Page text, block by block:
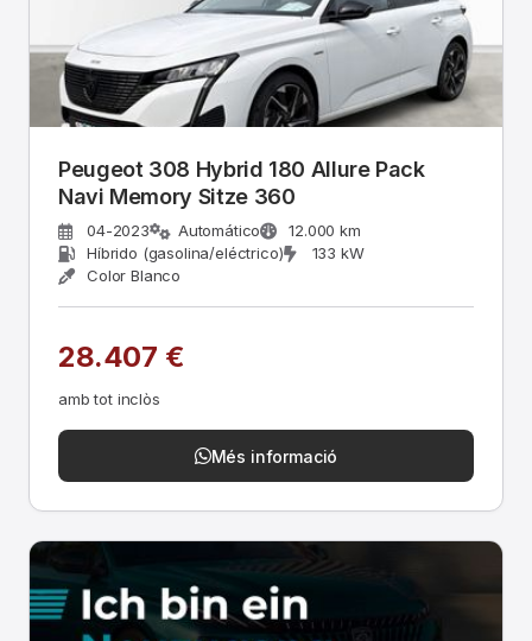
Peugeot 308 Hybrid 180 Allure Pack
Navi Memory Sitze 360
04-2023 Automático
12.000 km
Híbrido (gasolina/eléctrico)
133 kW
Color Blanco
28.407 €
amb tot inclòs
Més informació